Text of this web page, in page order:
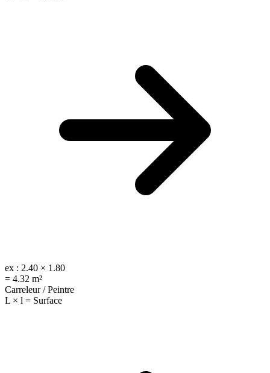
ex : 2.40 × 1.80
= 4.32 m²
Carreleur / Peintre
L × l = Surface